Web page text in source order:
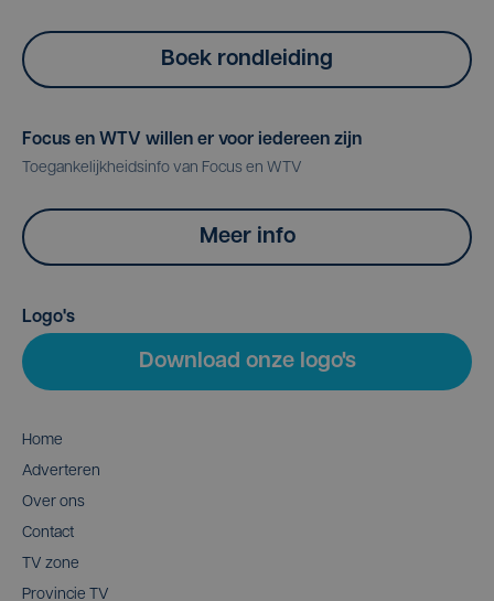
Boek rondleiding
Focus en WTV willen er voor iedereen zijn
Toegankelijkheidsinfo van Focus en WTV
Meer info
Logo's
Download onze logo's
Home
Adverteren
Over ons
Contact
TV zone
Provincie TV